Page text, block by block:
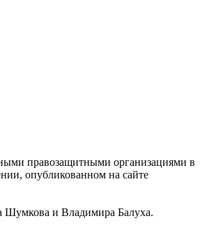
правозащитными организациями в
опубликованном на сайте
Шумкова и Владимира Балуха.